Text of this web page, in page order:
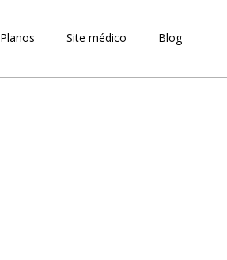
Planos Site médico Blog